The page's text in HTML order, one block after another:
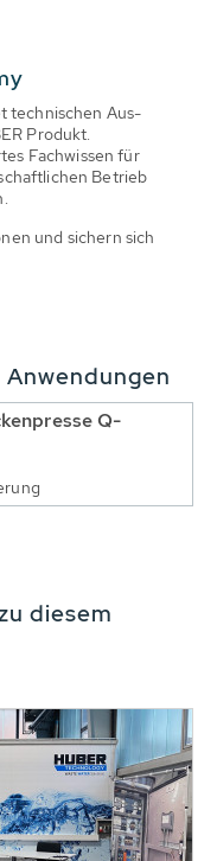
technischen Aus-
Produkt.
Fachwissen für
Betrieb
und sichern sich
Q-
diesem